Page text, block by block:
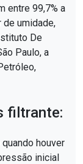
entre 99,7% a
de umidade,
De
Paulo, a
filtrante:
houver
inicial